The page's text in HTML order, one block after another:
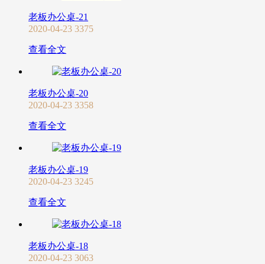
老板办公桌-21
2020-04-23 3375
查看全文
老板办公桌-20
2020-04-23 3358
查看全文
老板办公桌-19
2020-04-23 3245
查看全文
老板办公桌-18
2020-04-23 3063